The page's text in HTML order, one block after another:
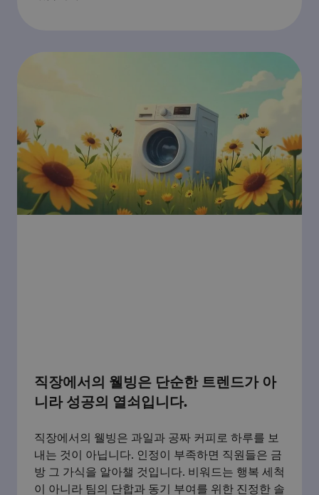
직장에서의 웰빙은 단순한 트렌드가 아
니라 성공의 열쇠입니다.
직장에서의 웰빙은 과일과 공짜 커피로 하루를 보
내는 것이 아닙니다. 인정이 부족하면 직원들은 금
방 그 가식을 알아챌 것입니다. 비워드는 행복 세척
이 아니라 팀의 단합과 동기 부여를 위한 진정한 솔